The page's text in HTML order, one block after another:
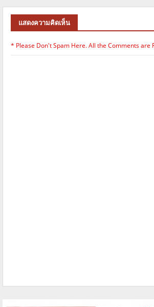
แสดงความคิดเห็น
* Please Don't Spam Here. All the Comments are